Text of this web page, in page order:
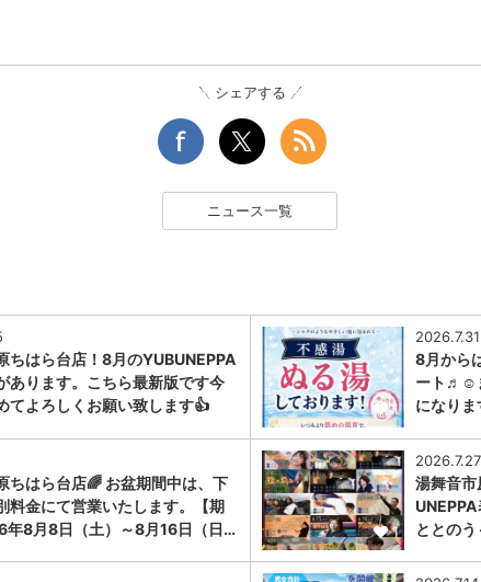
シェアする
ニュース一覧
ちはら台店！8月のYUBUNEPPA
あります。こちら最新版です今
てよろしくお願い致します👍
1
2026.7.31
8月から
ート♬☺
になり
ちはら台店🌈 お盆期間中は、下
料金にて営業いたします。【期
年8月8日（土）～8月16日（日…
1
2026.7.27
湯舞音
ととの